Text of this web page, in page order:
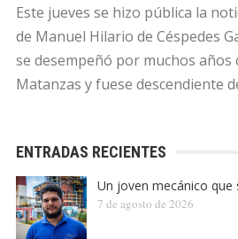
Este jueves se hizo pública la
de Manuel Hilario de Céspedes
se desempeñó por muchos años
Matanzas y fuese descendiente
ENTRADAS RECIENTES
Un joven mecánico que
7 de agosto de 2026